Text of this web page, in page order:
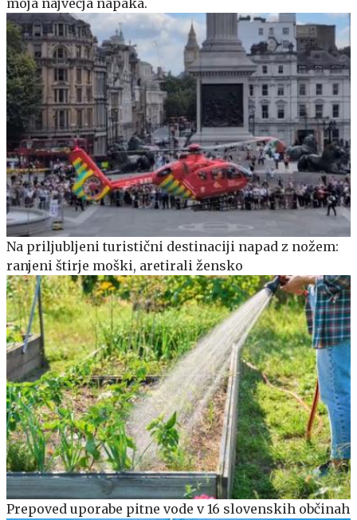
moja največja napaka.
Na priljubljeni turistični destinaciji napad z nožem:
ranjeni štirje moški, aretirali žensko
Prepoved uporabe pitne vode v 16 slovenskih občinah